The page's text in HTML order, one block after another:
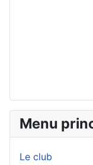
Menu
Le club